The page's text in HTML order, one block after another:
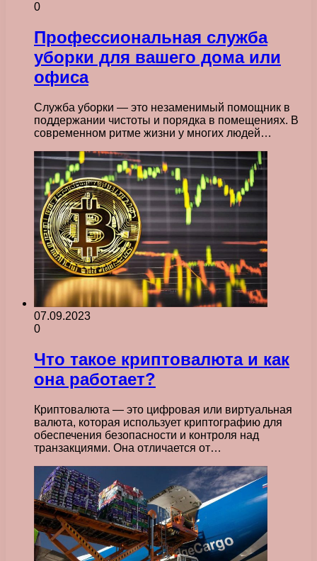
0
Профессиональная служба
уборки для вашего дома или
офиса
Служба уборки — это незаменимый помощник в
поддержании чистоты и порядка в помещениях. В
современном ритме жизни у многих людей…
07.09.2023
0
Что такое криптовалюта и как
она работает?
Криптовалюта — это цифровая или виртуальная
валюта, которая использует криптографию для
обеспечения безопасности и контроля над
транзакциями. Она отличается от…